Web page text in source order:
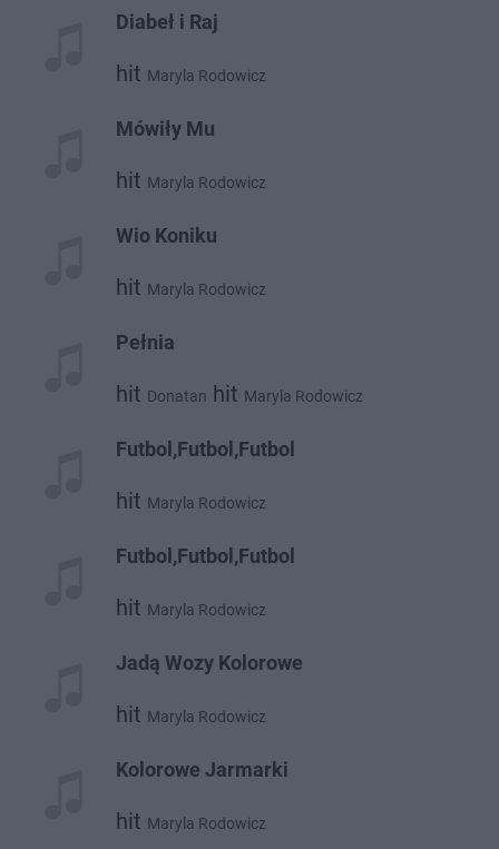
Diabeł i Raj
hit Maryla Rodowicz
Mówiły Mu
hit Maryla Rodowicz
Wio Koniku
hit Maryla Rodowicz
Pełnia
hit Donatan hit Maryla Rodowicz
Futbol,Futbol,Futbol
hit Maryla Rodowicz
Futbol,Futbol,Futbol
hit Maryla Rodowicz
Jadą Wozy Kolorowe
hit Maryla Rodowicz
Kolorowe Jarmarki
hit Maryla Rodowicz